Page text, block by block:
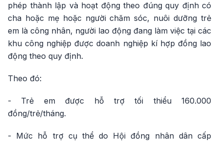
phép thành lập và hoạt động theo đúng quy định có
cha hoặc mẹ hoặc người chăm sóc, nuôi dưỡng trẻ
em là công nhân, người lao động đang làm việc tại các
khu công nghiệp được doanh nghiệp kí hợp đồng lao
động theo quy định.
Theo đó:
- Trẻ em được hỗ trợ tối thiểu 160.000
đồng/trẻ/tháng.
- Mức hỗ trợ cụ thể do Hội đồng nhân dân cấp